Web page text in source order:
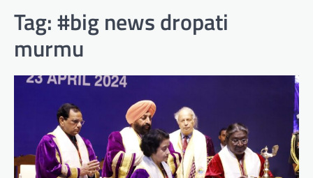
Tag:#big news dropati
murmu